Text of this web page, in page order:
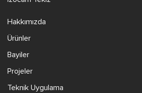
Hakkımızda
Ürünler
Bayiler
Projeler
Teknik Uygulama